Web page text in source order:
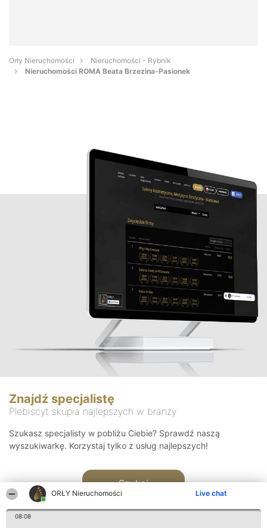
ORŁY Nieruchomości Live chat
08:08
Orły Nieruchomości
Nieruchomości - Rybnik
Nieruchomości ROMA Beata Brzezina-Pasionek
Znajdź specjalistę
Plebiscyt skupia najlepszych w branży
Szukasz specjalisty w pobliżu Ciebie? Sprawdź naszą
wyszukiwarkę. Korzystaj tylko z usług najlepszych!
Szukaj